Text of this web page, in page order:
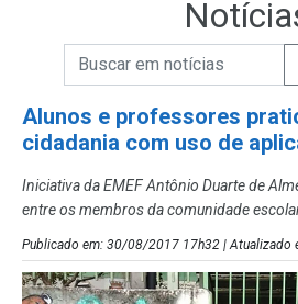
Campo de Busca
Campo de Busca de
Alunos e professores
cidadania com uso de
Iniciativa da EMEF Antônio Duarte de
entre os membros da comunidade
Publicado em: 30/08/2017 17h32 |